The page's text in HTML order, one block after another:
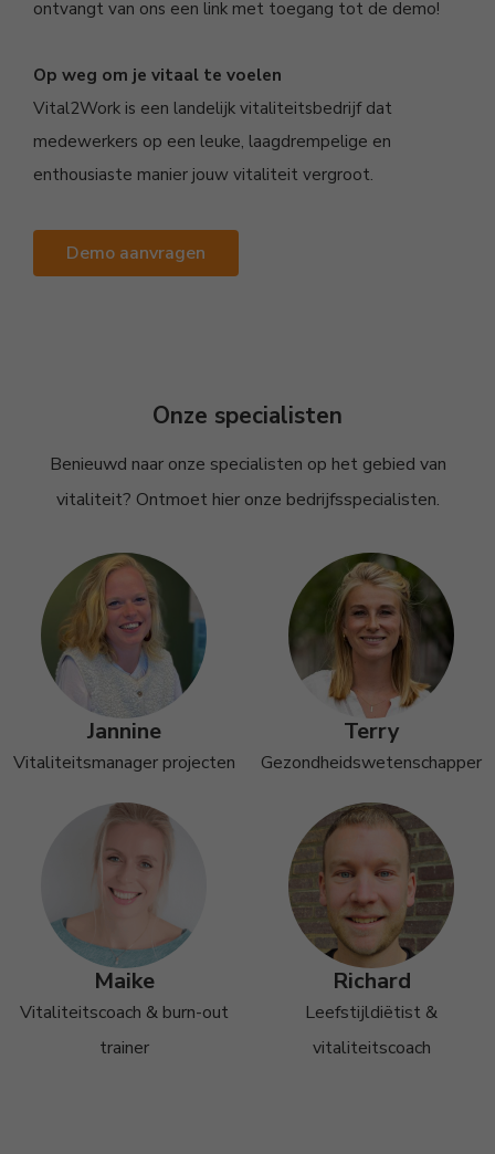
ontvangt van ons een link met toegang tot de demo!
Op weg om je vitaal te voelen
Vital2Work is een landelijk vitaliteitsbedrijf dat
medewerkers op een leuke, laagdrempelige en
enthousiaste manier jouw vitaliteit vergroot.
Demo aanvragen
Onze specialisten
Benieuwd naar onze specialisten op het gebied van
vitaliteit? Ontmoet hier onze bedrijfsspecialisten.
Jannine
Vitaliteitsmanager projecten
Terry
Gezondheidswetenschapper
Maike
Vitaliteitscoach & burn-out
trainer
Richard
Leefstijldiëtist &
vitaliteitscoach